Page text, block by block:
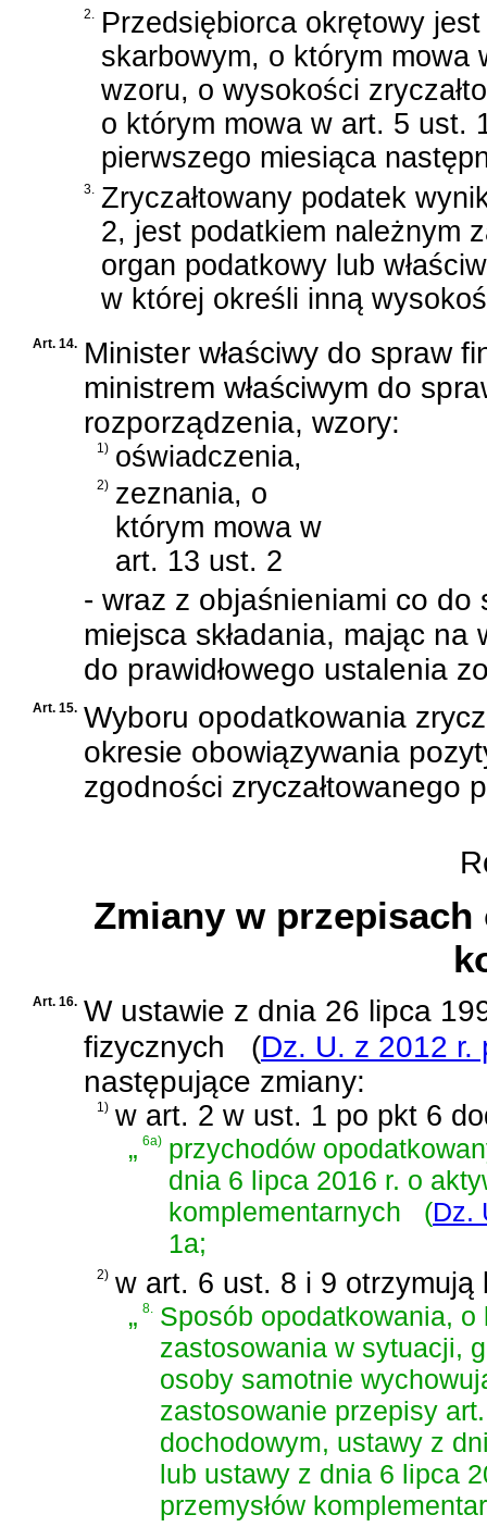
2. Przedsiębiorca okrętowy
skarbowym, o którym mowa
wzoru, o wysokości
o którym mowa w art. 5 ust.
pierwszego miesiąca
3. Zryczałtowany podatek
2, jest podatkiem należnym
organ podatkowy lub
w której określi inną
Art. 14. Minister właściwy do spraw
ministrem właściwym do
rozporządzenia, wzory:
1) oświadczenia,
2) zeznania, o
którym mowa w
art. 13 ust. 2
- wraz z objaśnieniami co do
miejsca składania, mając
do prawidłowego ustalenia
Art. 15. Wyboru opodatkowania
okresie obowiązywania
zgodności zryczałtowanego
Zmiany w
Art. 16. W ustawie z dnia 26 lipca
fizycznych
(Dz. U. z 2012 r.
następujące zmiany:
1) w art. 2 w ust. 1 po pkt 6
„6a) przychodów
dnia 6 lipca 2016 r. o
komplementarnych
(Dz.
1a;
2) w art. 6 ust. 8 i 9 otrzymują
„8. Sposób opodatkowania,
zastosowania w sytuacji,
osoby samotnie
zastosowanie przepisy
dochodowym, ustawy z
lub ustawy z dnia 6 lipca
przemysłów